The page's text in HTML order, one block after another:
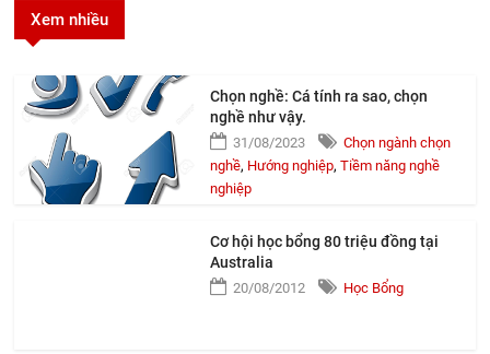
Xem nhiều
Chọn nghề: Cá tính ra sao, chọn
nghề như vậy.
31/08/2023
Chọn ngành chọn
nghề, Hướng nghiệp, Tiềm năng nghề
nghiệp
Cơ hội học bổng 80 triệu đồng tại
Australia
20/08/2012 Học Bổng